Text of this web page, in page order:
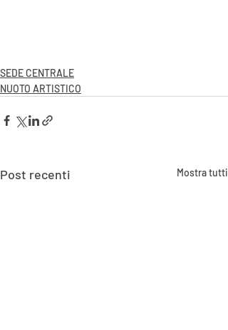
SEDE CENTRALE
NUOTO ARTISTICO
Post recenti Mostra tutti